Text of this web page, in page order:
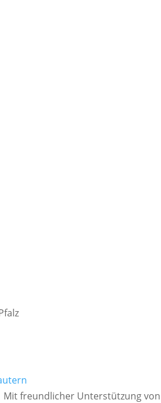
freundlicher Unterstützung von